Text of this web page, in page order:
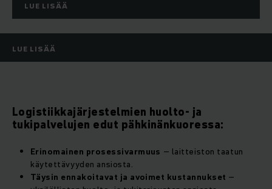
LUE LISÄÄ
LUE LISÄÄ
Logistiikkajärjestelmien huolto- ja
tukipalvelujen edut pähkinänkuoressa:
Erinomainen prosessivarmuus – laitteiston taatun
käytettävyyden ansiosta.
Täysin ennakoitavat ja avoimet kustannukset –